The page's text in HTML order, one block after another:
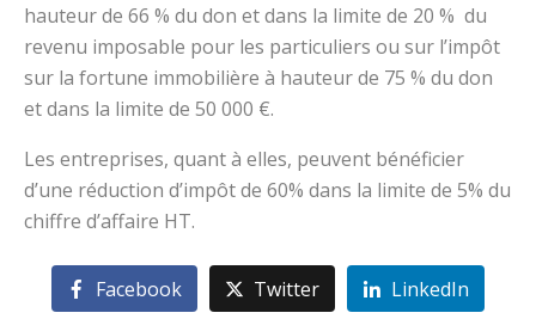
hauteur de 66 % du don et dans la limite de 20 % du
revenu imposable pour les particuliers ou sur l’impôt
sur la fortune immobilière à hauteur de 75 % du don
et dans la limite de 50 000 €.
Les entreprises, quant à elles, peuvent bénéficier
d’une réduction d’impôt de 60% dans la limite de 5% du
chiffre d’affaire HT.
Facebook Twitter LinkedIn